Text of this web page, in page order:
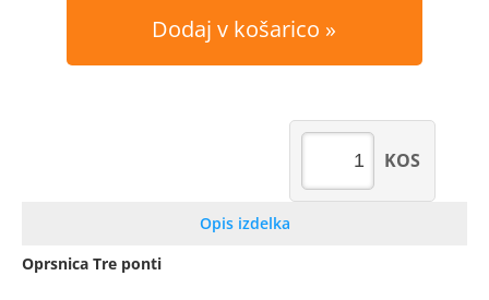
Dodaj v košarico
KOS
Opis izdelka
Oprsnica Tre ponti